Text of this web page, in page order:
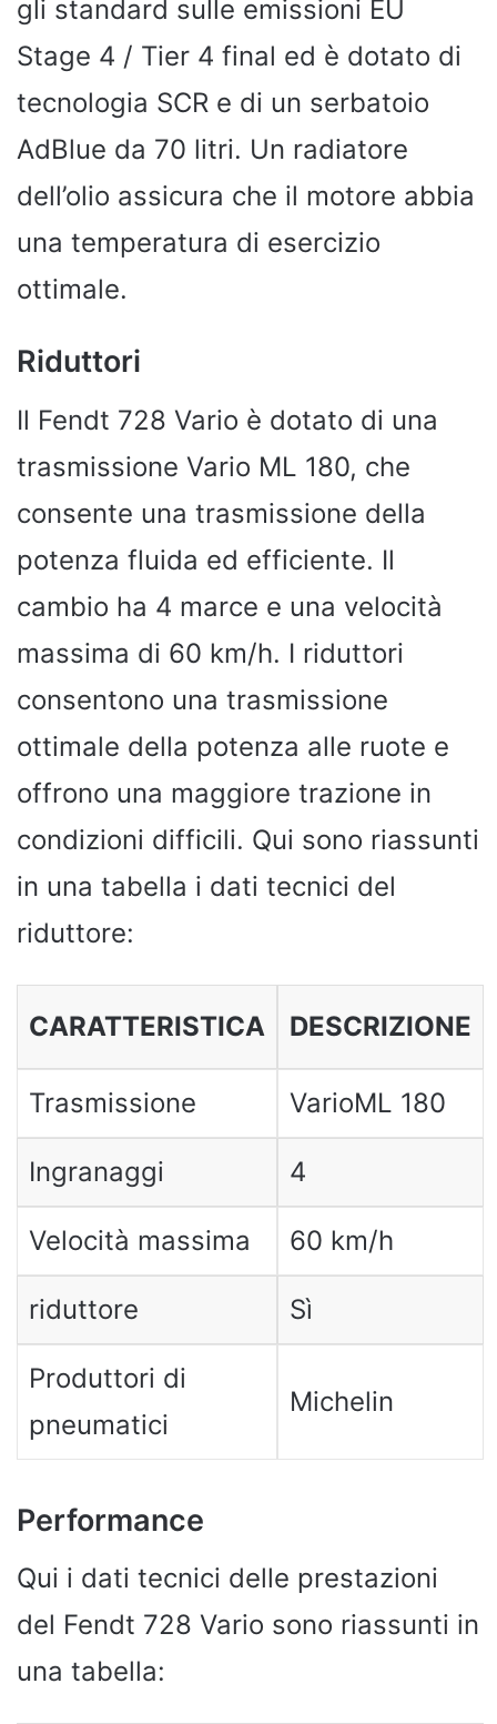
gli standard sulle emissioni EU
Stage 4 / Tier 4 final ed è dotato di
tecnologia SCR e di un serbatoio
AdBlue da 70 litri. Un radiatore
dell’olio assicura che il motore abbia
una temperatura di esercizio
ottimale.
Riduttori
Il Fendt 728 Vario è dotato di una
trasmissione Vario ML 180, che
consente una trasmissione della
potenza fluida ed efficiente. Il
cambio ha 4 marce e una velocità
massima di 60 km/h. I riduttori
consentono una trasmissione
ottimale della potenza alle ruote e
offrono una maggiore trazione in
condizioni difficili. Qui sono riassunti
in una tabella i dati tecnici del
riduttore:
CARATTERISTICA DESCRIZIONE
Trasmissione VarioML 180
Ingranaggi 4
Velocità massima 60 km/h
riduttore Sì
Produttori di
pneumatici
Michelin
Performance
Qui i dati tecnici delle prestazioni
del Fendt 728 Vario sono riassunti in
una tabella: